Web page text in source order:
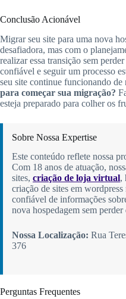
Conclusão Acionável
Migrar seu site para uma nova
desafiadora, mas com o
realizar essa transição sem
confiável e seguir um processo
seu site continue funcionando de
para começar sua migração?
esteja preparado para colher os
Sobre Nossa Expertise
Este conteúdo reflete nossa
Com 18 anos de atuação,
sites, criação de loja virtual,
criação de sites em
confiável de informações
nova hospedagem sem perder
Nossa Localização: Rua
376
Perguntas Frequentes